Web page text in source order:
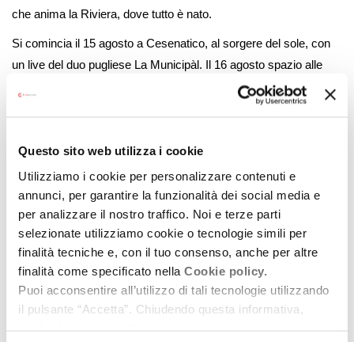
Questo sito web utilizza i cookie
Utilizziamo i cookie per personalizzare contenuti e
annunci, per garantire la funzionalità dei social media e
per analizzare il nostro traffico. Noi e terze parti
selezionate utilizziamo cookie o tecnologie simili per
finalità tecniche e, con il tuo consenso, anche per altre
finalità come specificato nella Cookie policy.
Puoi acconsentire all’utilizzo di tali tecnologie utilizzando
il pulsante “Accetta”. Chiudendo questa informativa,
che anima la Riviera, dove tutto è nato.
Si comincia il 15 agosto a Cesenatico, al sorgere del sole, con
un live del duo pugliese La Municipàl. Il 16 agosto spazio alle
letture nella Chiesa del Suffragio di Savignano sul Rubicone con
i “Battiti in Parole” di Davide Shorty, cantautore, rapper e
performance “be me” di Parsec. Il 17 agosto arriva la raffinata
cantautrice pesarese Maria Antonietta con un’interpretazione
intima del canto XXVII dell’Inferno de La Divina Commedia, che
ha come protagonista Guido da Montefeltro. A seguire, al
Podere Bislacco, il concerto del cantautore romano Folcast,
reduce dal successo della partecipazione a Sanremo Giovani.
Il 18 agosto il festival si sposta all’Arena dei Cappuccini di
Cesenatico con Emanuela Fanelli, attrice e avanguardia della